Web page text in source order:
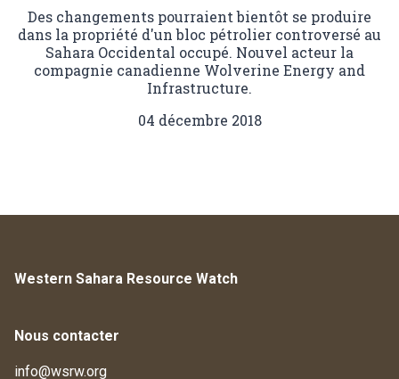
Des changements pourraient bientôt se produire
dans la propriété d'un bloc pétrolier controversé au
Sahara Occidental occupé. Nouvel acteur la
compagnie canadienne Wolverine Energy and
Infrastructure.
04 décembre 2018
Western Sahara Resource Watch
Nous contacter
info@wsrw.org